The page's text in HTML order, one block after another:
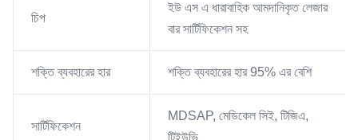
চিপ
ইউ এস এ ধারাবাহিক আমদানিকৃত লেজার
বার সার্টিফিকেশন সহ
শক্তি ব্যবহারের হার শক্তি ব্যবহারের হার 95% এর বেশি
সার্টিফিকেশন
MDSAP, মেডিকেল সিই, টিজিএ,
টিইউভি